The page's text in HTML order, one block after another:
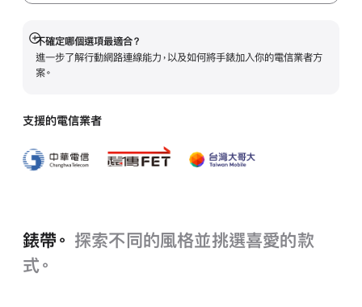
不確定哪個選項最適合？
進一步了解行動網路連線能力，以及如何將手錶加入你的電信業者方
案。
顯
示
更
訊
支援的電信業者
錶帶。 探索不同的風格並挑選喜愛的款
式。